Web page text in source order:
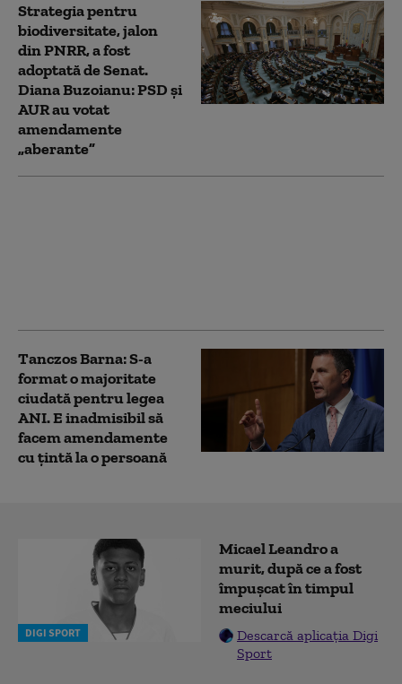
Strategia pentru
biodiversitate, jalon
din PNRR, a fost
adoptată de Senat.
Diana Buzoianu: PSD și
AUR au votat
amendamente
„aberante”
Tanczos Barna: S-a
format o majoritate
ciudată pentru legea
ANI. E inadmisibil să
facem amendamente
cu țintă la o persoană
DIGI SPORT
Micael Leandro a
murit, după ce a fost
împușcat în timpul
meciului
Descarcă aplicația Digi
Sport